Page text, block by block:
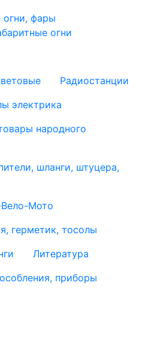
фары
огни
Радиостанции
электрика
народного
шланги, штуцера,
Мото
герметик, тосолы
Литература
приборы